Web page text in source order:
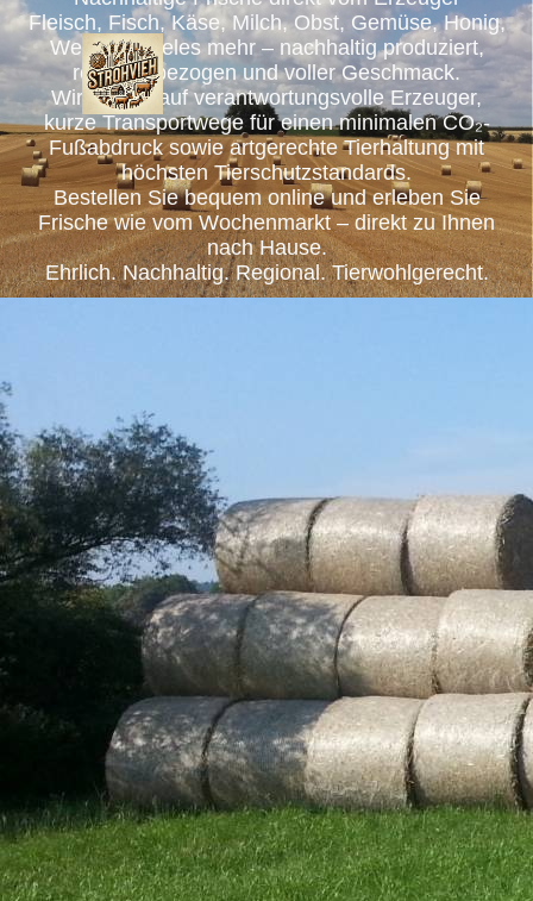
Fleisch, Fisch, Käse, Milch, Obst, Gemüse, Honig,
Wein und vieles mehr – nachhaltig produziert,
regional bezogen und voller Geschmack.
Wir setzen auf verantwortungsvolle Erzeuger,
kurze Transportwege für einen minimalen CO₂-
Fußabdruck sowie artgerechte Tierhaltung mit
höchsten Tierschutzstandards.
Bestellen Sie bequem online und erleben Sie
Frische wie vom Wochenmarkt – direkt zu Ihnen
nach Hause.
Ehrlich. Nachhaltig. Regional. Tierwohlgerecht.